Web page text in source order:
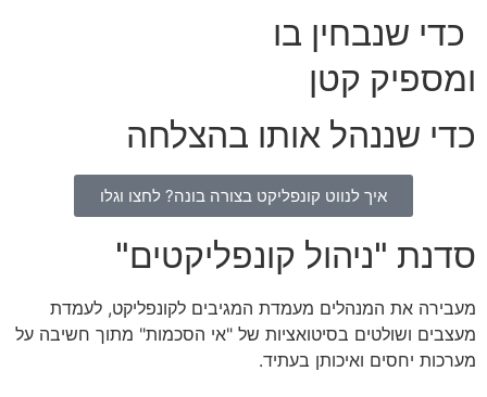
כדי שנבחין בו
ומספיק קטן
כדי שננהל אותו בהצלחה
איך לנווט קונפליקט בצורה בונה? לחצו וגלו
סדנת "ניהול קונפליקטים"
מעבירה את המנהלים מעמדת המגיבים לקונפליקט, לעמדת
מעצבים ושולטים בסיטואציות של "אי הסכמות" מתוך חשיבה על
מערכות יחסים ואיכותן בעתיד.